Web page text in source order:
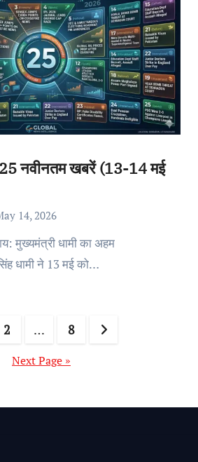
25 नवीनतम खबरें (13-14 मई
14, 2026
धामी ने 13 मई को…
2 … 8
Next Page »